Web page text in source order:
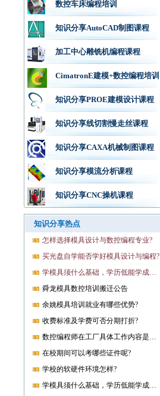
数控车床编程培训
知识分享AutoCAD制图课程
加工中心雕铣机编程课程
CimatronE建模+数控编程培训
知识分享PROE建模设计课程
知识分享线切割慢走丝课程
知识分享CAXA机械制图课程
知识分享模流分析课程
知识分享CNC操机课程
知识分享热点
怎样选择模具设计与数控编程专业?
买光盘自学能否学好模具设计与编程?
学模具须什么基础，学历低能学成就业吗?
舜龙模具数控培训搬迁公告
余姚模具培训就业有哪些优势?
收费标准及学费可否分期打折?
数控编程师在工厂具体工作内容是什么?
在校期间可以考哪些证件呢?
学校的软硬件环境怎样?
学模具须什么基础，学历低能学成就业吗?